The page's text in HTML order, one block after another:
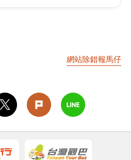
網站除錯報馬仔